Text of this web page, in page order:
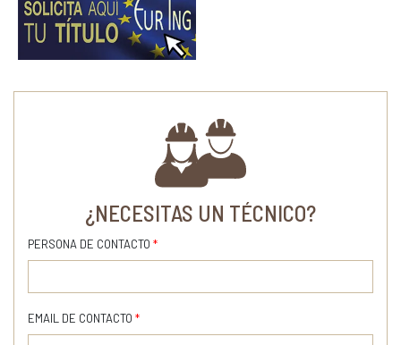
¿NECESITAS UN TÉCNICO?
PERSONA DE CONTACTO *
EMAIL DE CONTACTO *